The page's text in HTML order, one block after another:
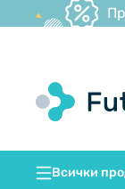
Всички